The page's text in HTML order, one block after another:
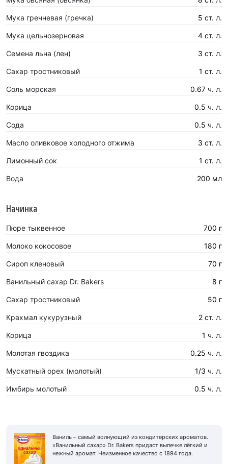
Мука гречневая (гречка) 5 ст. л.
Мука цельнозерновая 4 ст. л.
Семена льна (лен) 3 ст. л.
Сахар тростниковый 1 ст. л.
Соль морская 0.67 ч. л.
Корица 0.5 ч. л.
Сода 0.5 ч. л.
Масло оливковое холодного отжима 3 ст. л.
Лимонный сок 1 ст. л.
Вода 200 мл
Начинка
Пюре тыквенное 700 г
Молоко кокосовое 180 г
Сироп кленовый 70 г
Ванильный сахар Dr. Bakers 8 г
Сахар тростниковый 50 г
Крахмал кукурузный 2 ст. л.
Корица 1 ч. л.
Молотая гвоздика 0.25 ч. л.
Мускатный орех (молотый) 1/3 ч. л.
Имбирь молотый 0.5 ч. л.
Ваниль – самый волнующий из кондитерских ароматов.
«Ванильный сахар» Dr. Bakers придаст выпечке лёгкий и
нежный аромат. Неизменное качество с 1894 года.